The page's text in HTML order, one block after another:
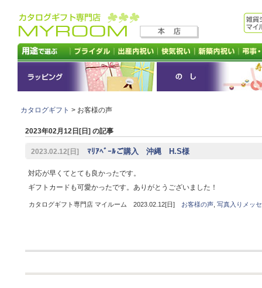
カタログギフト > お客様の声
2023年02月12日[日] の記事
2023.02.12[日] ﾏﾘｱﾍﾞｰﾙご購入 沖縄 H.S様
対応が早くてとても良かったです。
ギフトカードも可愛かったです。ありがとうございました！
カタログギフト専門店 マイルーム 2023.02.12[日] お客様の声, 写真入りメッ